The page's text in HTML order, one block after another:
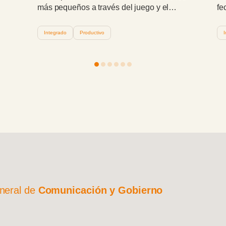
fechas y barrios que serán asistidos del 10
invernal.
Integrado Productivo
de Comunicación y Gobierno